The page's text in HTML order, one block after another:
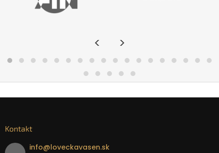
< >
Kontakt
info@loveckavasen.sk